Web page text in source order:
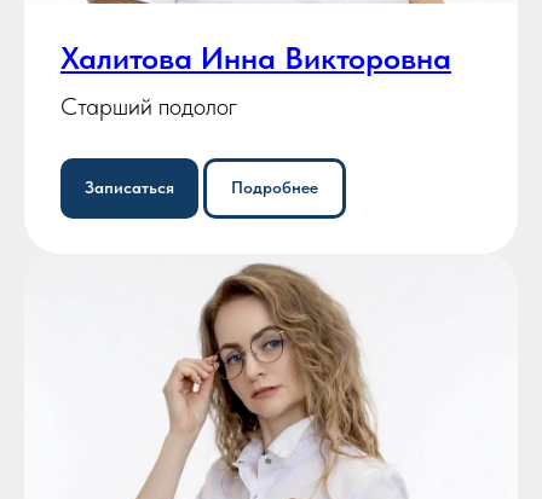
Халитова Инна Викторовна
Старший подолог
Записаться Подробнее